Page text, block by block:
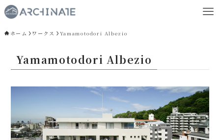
ホーム ワークス Yamamotodori Albezio
Yamamotodori Albezio